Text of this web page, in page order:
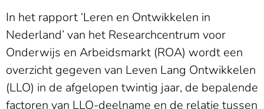
In het rapport ‘Leren en Ontwikkelen in
Nederland’ van het Researchcentrum voor
Onderwijs en Arbeidsmarkt (ROA) wordt een
overzicht gegeven van Leven Lang Ontwikkelen
(LLO) in de afgelopen twintig jaar, de bepalende
factoren van LLO-deelname en de relatie tussen